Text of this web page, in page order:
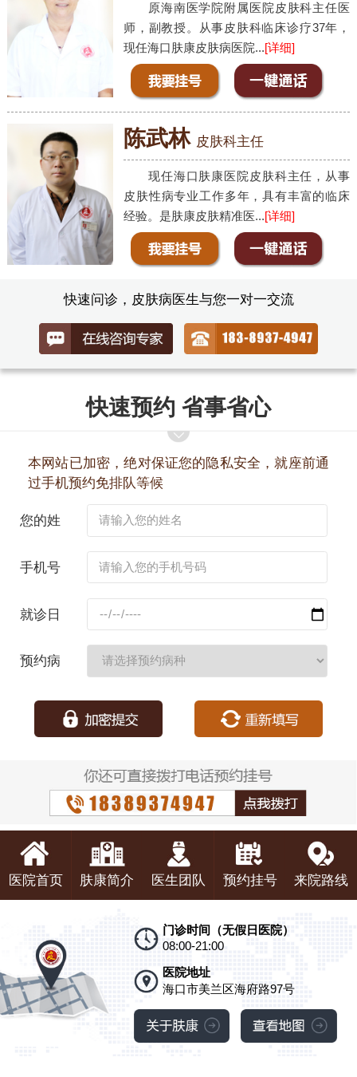
原海南医学院附属医院皮肤科主任医
师，副教授。从事皮肤科临床诊疗37年，
现任海口肤康皮肤病医院...[详细]
陈武林 皮肤科主任
现任海口肤康医院皮肤科主任，从事
皮肤性病专业工作多年，具有丰富的临床
经验。是肤康皮肤精准医...[详细]
快速问诊，皮肤病医生与您一对一交流
快速预约 省事省心
本网站已加密，绝对保证您的隐私安全，就座前通
过手机预约免排队等候
您的姓
手机号
就诊日
预约病
医院首页 肤康简介 医生团队 预约挂号 来院路线
门诊时间（无假日医院）
08:00-21:00
医院地址
海口市美兰区海府路97号